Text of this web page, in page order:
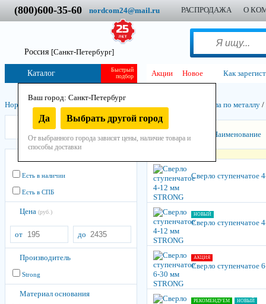
(800)600-35-60 nordcom24@mail.ru РАСПРОДАЖА О
Россия [Санкт-Петербург]
Ваш город: Санкт-Петербург
Да Выбрать другой город
От выбранного города зависят цены, наличие товара и
способы доставки
Быстрый
подбор
Каталог Акции Новое Как
Нордком Инструмент Остнастно-расходный Свёрла по металлу /
Strong
Есть в наличии
Есть в СПБ
Цена (руб.)
от до
Производитель
Strong
Материал основания
Наименование
Сверло ступенчатое
НОВЫЙ
Сверло ступенчатое
АКЦИЯ
Сверло ступенчатое
РЕКОМЕНДУЕМ НОВЫЙ